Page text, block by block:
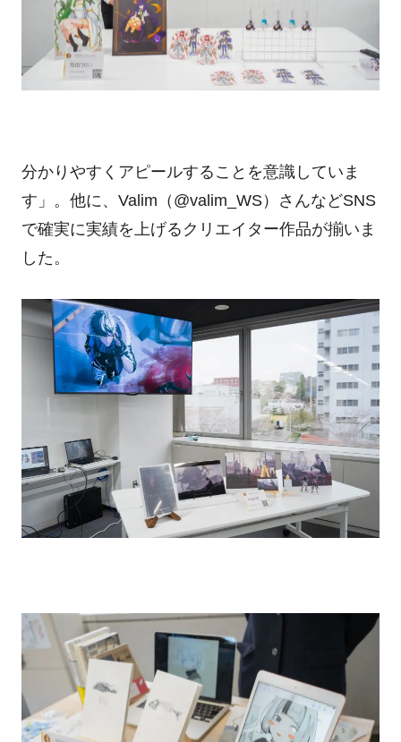
分かりやすくアピールすることを意識していま
す」。他に、 Valim （ @valim_WS）さんなどSNS
で確実に実績を上げるクリエイター作品が揃いま
した。